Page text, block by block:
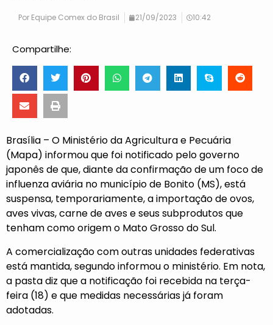
Por Equipe Comex do Brasil 21/09/2023 10:42
Compartilhe:
Brasília – O Ministério da Agricultura e Pecuária
(Mapa) informou que foi notificado pelo governo
japonês de que, diante da confirmação de um foco de
influenza aviária no município de Bonito (MS), está
suspensa, temporariamente, a importação de ovos,
aves vivas, carne de aves e seus subprodutos que
tenham como origem o Mato Grosso do Sul.
A comercialização com outras unidades federativas
está mantida, segundo informou o ministério. Em nota,
a pasta diz que a notificação foi recebida na terça-
feira (18) e que medidas necessárias já foram
adotadas.